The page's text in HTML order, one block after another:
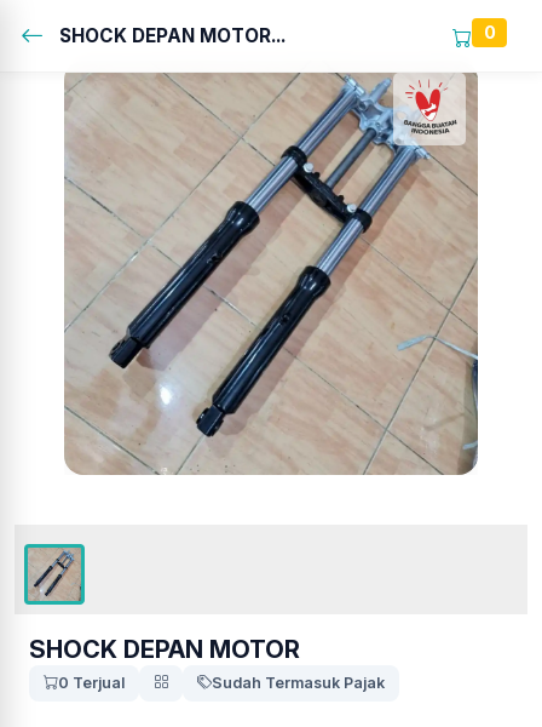
SHOCK DEPAN MOTOR... 0
SHOCK DEPAN MOTOR
0 Terjual Sudah Termasuk Pajak